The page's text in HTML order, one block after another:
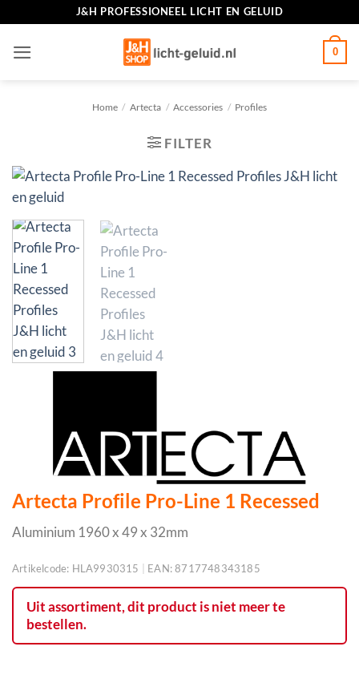
inhoud
J&H PROFESSIONEEL LICHT EN GELUID
0
Home / Artecta / Accessories / Profiles
FILTER
Artecta Profile Pro-Line 1 Recessed
Aluminium 1960 x 49 x 32mm
Artikelcode: HLA9930315 EAN: 8717748343185
Uit assortiment, dit product is niet meer te
bestellen.